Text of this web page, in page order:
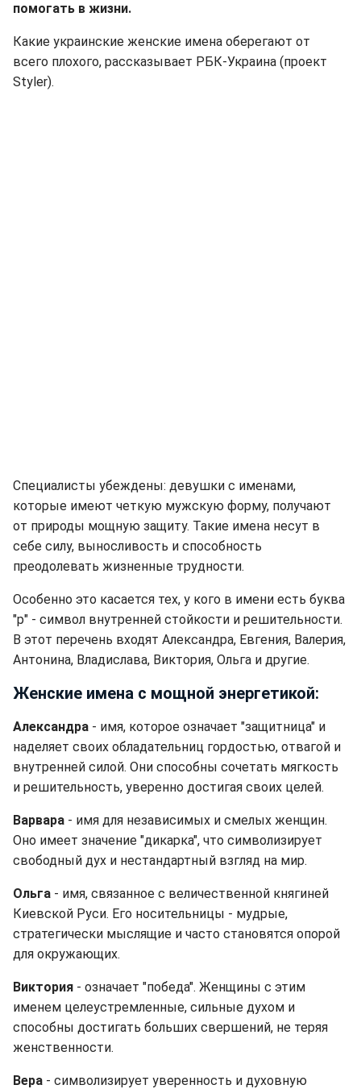
помогать в жизни.
Какие украинские женские имена оберегают от
всего плохого, рассказывает РБК-Украина (проект
Styler).
Специалисты убеждены: девушки с именами,
которые имеют четкую мужскую форму, получают
от природы мощную защиту. Такие имена несут в
себе силу, выносливость и способность
преодолевать жизненные трудности.
Особенно это касается тех, у кого в имени есть буква
"р" - символ внутренней стойкости и решительности.
В этот перечень входят Александра, Евгения, Валерия,
Антонина, Владислава, Виктория, Ольга и другие.
Женские имена с мощной энергетикой:
Александра - имя, которое означает "защитница" и
наделяет своих обладательниц гордостью, отвагой и
внутренней силой. Они способны сочетать мягкость
и решительность, уверенно достигая своих целей.
Варвара - имя для независимых и смелых женщин.
Оно имеет значение "дикарка", что символизирует
свободный дух и нестандартный взгляд на мир.
Ольга - имя, связанное с величественной княгиней
Киевской Руси. Его носительницы - мудрые,
стратегически мыслящие и часто становятся опорой
для окружающих.
Виктория - означает "победа". Женщины с этим
именем целеустремленные, сильные духом и
способны достигать больших свершений, не теряя
женственности.
Вера - символизирует уверенность и духовную